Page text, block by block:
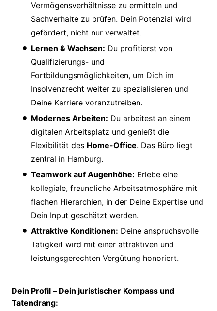
Vermögensverhältnisse zu ermitteln und
Sachverhalte zu prüfen. Dein Potenzial wird
gefördert, nicht nur verwaltet.
Lernen & Wachsen: Du profitierst von
Qualifizierungs- und
Fortbildungsmöglichkeiten, um Dich im
Insolvenzrecht weiter zu spezialisieren und
Deine Karriere voranzutreiben.
Modernes Arbeiten: Du arbeitest an einem
digitalen Arbeitsplatz und genießt die
Flexibilität des Home-Office. Das Büro liegt
zentral in Hamburg.
Teamwork auf Augenhöhe: Erlebe eine
kollegiale, freundliche Arbeitsatmosphäre mit
flachen Hierarchien, in der Deine Expertise und
Dein Input geschätzt werden.
Attraktive Konditionen: Deine anspruchsvolle
Tätigkeit wird mit einer attraktiven und
leistungsgerechten Vergütung honoriert.
Dein Profil – Dein juristischer Kompass und
Tatendrang: